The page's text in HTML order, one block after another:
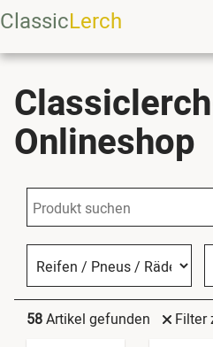
ClassicLerch
Onlineshop
58Artikel gefunden
Filter